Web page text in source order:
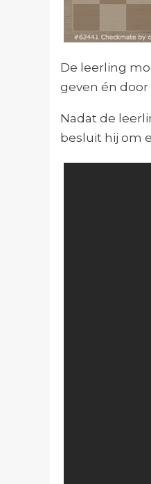
De leerling
geven én
Nadat de
besluit hij om